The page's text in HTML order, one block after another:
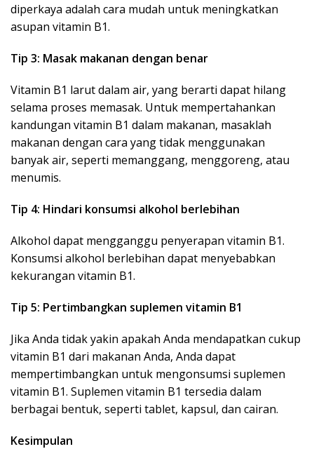
diperkaya adalah cara mudah untuk meningkatkan
asupan vitamin B1.
Tip 3: Masak makanan dengan benar
Vitamin B1 larut dalam air, yang berarti dapat hilang
selama proses memasak. Untuk mempertahankan
kandungan vitamin B1 dalam makanan, masaklah
makanan dengan cara yang tidak menggunakan
banyak air, seperti memanggang, menggoreng, atau
menumis.
Tip 4: Hindari konsumsi alkohol berlebihan
Alkohol dapat mengganggu penyerapan vitamin B1.
Konsumsi alkohol berlebihan dapat menyebabkan
kekurangan vitamin B1.
Tip 5: Pertimbangkan suplemen vitamin B1
Jika Anda tidak yakin apakah Anda mendapatkan cukup
vitamin B1 dari makanan Anda, Anda dapat
mempertimbangkan untuk mengonsumsi suplemen
vitamin B1. Suplemen vitamin B1 tersedia dalam
berbagai bentuk, seperti tablet, kapsul, dan cairan.
Kesimpulan